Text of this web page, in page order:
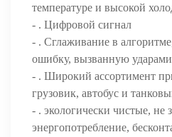
температуре и высокой
- . Цифровой сигнал
- . Сглаживание в
ошибку, вызванную
- . Широкий ассортимент
грузовик, автобус и
- . экологически чистые, не
энергопотребление,